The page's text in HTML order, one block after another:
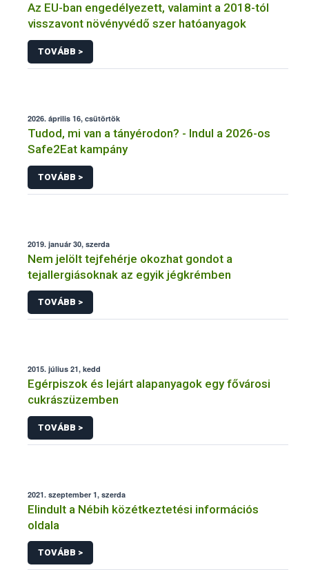
Az EU-ban engedélyezett, valamint a 2018-tól
visszavont növényvédő szer hatóanyagok
TOVÁBB >
2026. április 16, csütörtök
Tudod, mi van a tányérodon? - Indul a 2026-os
Safe2Eat kampány
TOVÁBB >
2019. január 30, szerda
Nem jelölt tejfehérje okozhat gondot a
tejallergiásoknak az egyik jégkrémben
TOVÁBB >
2015. július 21, kedd
Egérpiszok és lejárt alapanyagok egy fővárosi
cukrászüzemben
TOVÁBB >
2021. szeptember 1, szerda
Elindult a Nébih közétkeztetési információs
oldala
TOVÁBB >